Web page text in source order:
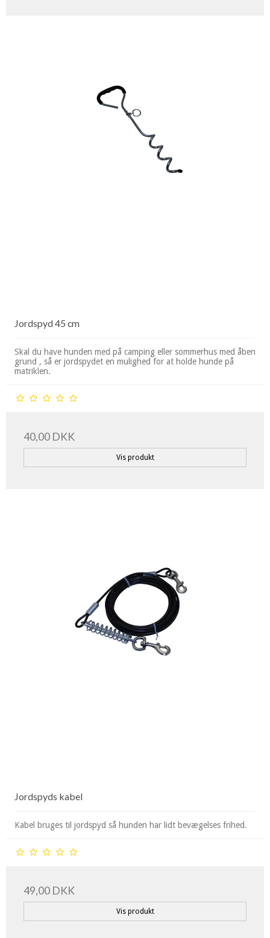
Jordspyd 45 cm
Skal du have hunden med på camping eller sommerhus med åben
grund , så er jordspydet en mulighed for at holde hunde på
matriklen.
40,00 DKK
Vis produkt
Jordspyds kabel
Kabel bruges til jordspyd så hunden har lidt bevægelses frihed.
49,00 DKK
Vis produkt